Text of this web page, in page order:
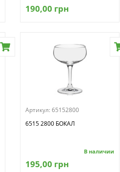
190,00 грн
Артикул: 65152800
6515 2800 БОКАЛ
В наличии
195,00 грн